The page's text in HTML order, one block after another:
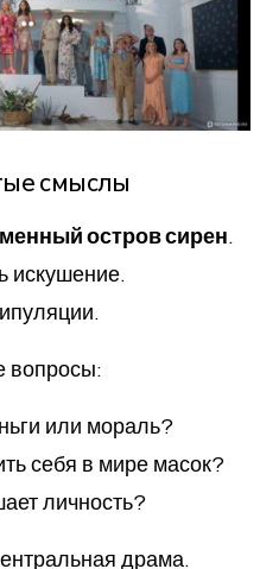
смыслы
остров сирен.
искушение.
вопросы:
или мораль?
себя в мире масок?
личность?
драма.